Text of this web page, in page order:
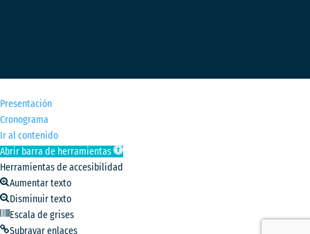
Presentación
Cronograma
Ir al contenido
Abrir barra de herramientas
Herramientas de accesibilidad
Aumentar texto
Disminuir texto
Escala de grises
Subrayar enlaces